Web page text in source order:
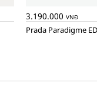
3.190.000VNĐ
Prada Paradigme